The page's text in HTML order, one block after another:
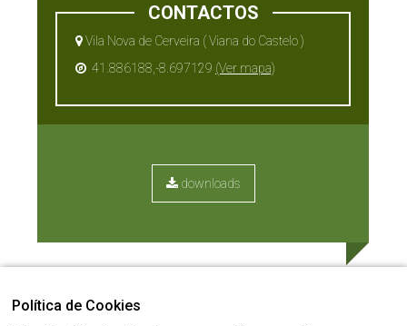
CONTACTOS
Vila Nova de Cerveira ( Viana do Castelo )
41.886188,-8.697129 (Ver mapa)
downloads
Política de Cookies